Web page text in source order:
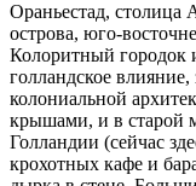
Ораньестад,
острова, юго-
Колоритный городок
голландское влияние,
колониальной
крышами, и в старой
Голландии (сейчас
крохотных кафе и